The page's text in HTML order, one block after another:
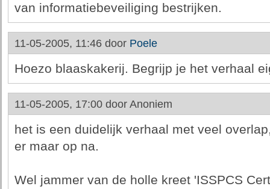
van informatiebeveiliging bestrijken.
11-05-2005, 11:46 door Poele
Hoezo blaaskakerij. Begrijp je het verhaal
11-05-2005, 17:00 door Anoniem
het is een duidelijk verhaal met veel
er maar op na.
Wel jammer van de holle kreet 'ISSPCS